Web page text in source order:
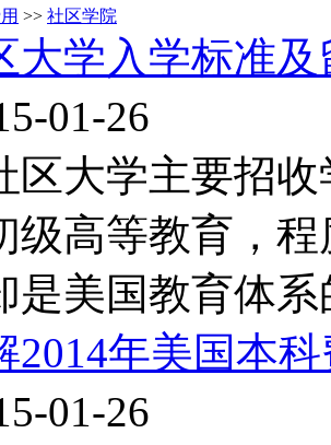
>> 社区学院
大学入学标准
01-26
区大学主要招
级高等教育，
是美国教育体
2014年美国本
01-26